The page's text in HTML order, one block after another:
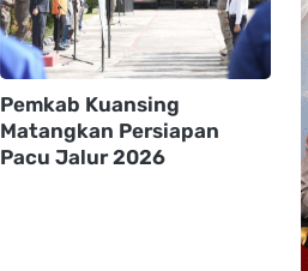
Pemkab Kuansing
Matangkan Persiapan
Pacu Jalur 2026